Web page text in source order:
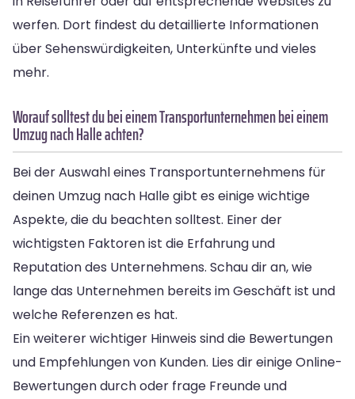
werfen. Dort findest du detaillierte Informationen
über Sehenswürdigkeiten, Unterkünfte und vieles
mehr.
Worauf solltest du bei einem Transportunternehmen bei einem
Umzug nach Halle achten?
Bei der Auswahl eines Transportunternehmens für
deinen Umzug nach Halle gibt es einige wichtige
Aspekte, die du beachten solltest. Einer der
wichtigsten Faktoren ist die Erfahrung und
Reputation des Unternehmens. Schau dir an, wie
lange das Unternehmen bereits im Geschäft ist und
welche Referenzen es hat.
Ein weiterer wichtiger Hinweis sind die Bewertungen
und Empfehlungen von Kunden. Lies dir einige Online-
Bewertungen durch oder frage Freunde und